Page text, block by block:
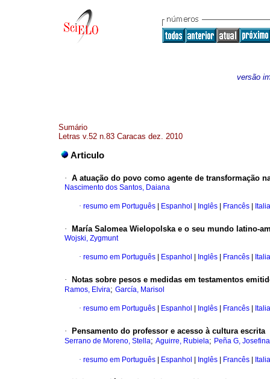
versão
Sumário
Letras v.52 n.83 Caracas dez. 2010
Articulo
· A atuação do povo como agente de transformação
Nascimento dos Santos, Daiana
· resumo em Português Espanhol Inglês Francês
· María Salomea Wielopolska e o seu mundo latino-
Wojski, Zygmunt
· resumo em Português Espanhol Inglês Francês
· Notas sobre pesos e medidas em testamentos
Ramos, Elvira; García, Marisol
· resumo em Português Espanhol Inglês Francês
· Pensamento do professor e acesso à cultura escrita
Serrano de Moreno, Stella; Aguirre, Rubiela; Peña G, Josefina
· resumo em Português Espanhol Inglês Francês